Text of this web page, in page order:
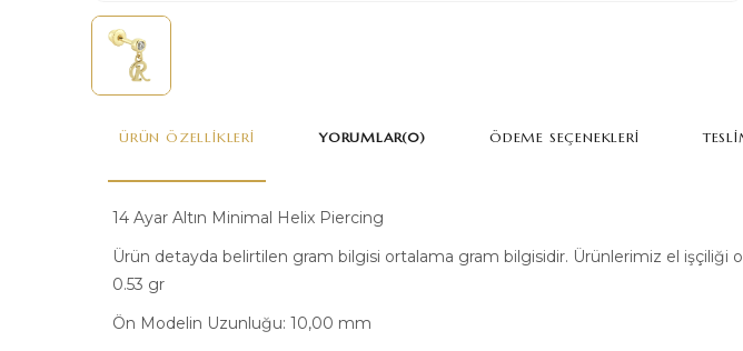
ÜRÜN ÖZELLIKLERI
14 Ayar Altın Minimal Helix Piercing
Ürün detayda belirtilen gram bilgisi ortalama gram bilgisidir. Ürünlerimiz el işçiliği
0.53 gr
Ön Modelin Uzunluğu: 10,00 mm
YORUMLAR(0) ÖDEME SEÇENEKLERI